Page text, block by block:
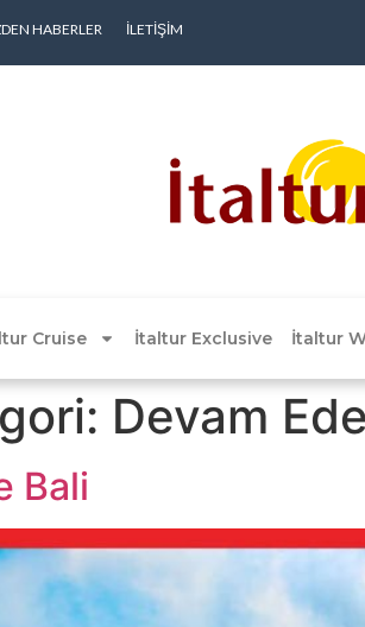
HABERLER İLETIŞIM
Cruise İtaltur Exclusive İtaltur
Devam
Bali